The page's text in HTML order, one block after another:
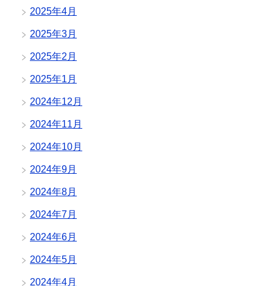
2025年4月
2025年3月
2025年2月
2025年1月
2024年12月
2024年11月
2024年10月
2024年9月
2024年8月
2024年7月
2024年6月
2024年5月
2024年4月